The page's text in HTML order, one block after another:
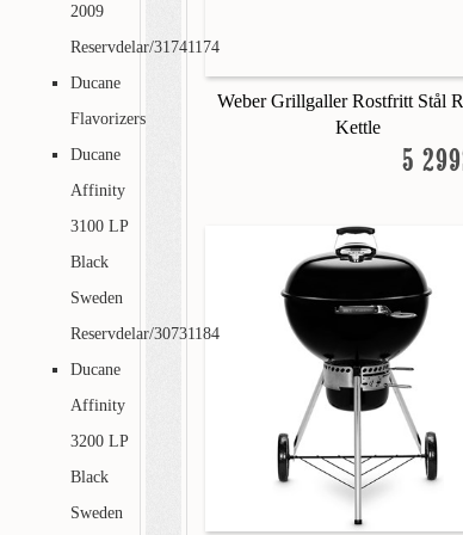
Weber Grillgaller Rostfritt Stål
Kettle
5
2009
Reservdelar/31741174
Ducane
Flavorizers
Ducane
Affinity
3100 LP
Black
Sweden
Reservdelar/30731184
Ducane
Affinity
3200 LP
Black
Sweden